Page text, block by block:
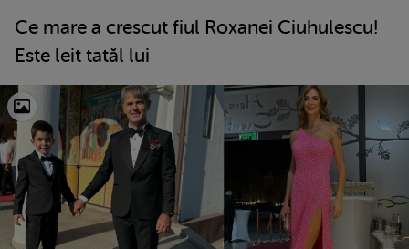
Ce mare a crescut fiul Roxanei Ciuhulescu!
Este leit tatăl lui